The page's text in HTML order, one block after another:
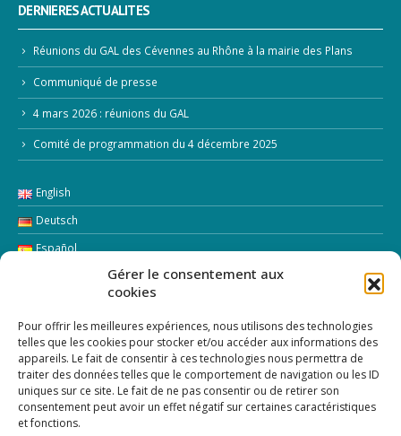
Gérer le consentement aux
cookies
Pour offrir les meilleures expériences, nous utilisons des technologies
telles que les cookies pour stocker et/ou accéder aux informations des
appareils. Le fait de consentir à ces technologies nous permettra de
traiter des données telles que le comportement de navigation ou les ID
uniques sur ce site. Le fait de ne pas consentir ou de retirer son
consentement peut avoir un effet négatif sur certaines caractéristiques
et fonctions.
DERNIERES ACTUALITES
Réunions du GAL des Cévennes au Rhône à la mairie des Plans
Communiqué de presse
4 mars 2026 : réunions du GAL
Comité de programmation du 4 décembre 2025
English
Deutsch
Español
LETTRE D’INFORMATION
Addresse Email: